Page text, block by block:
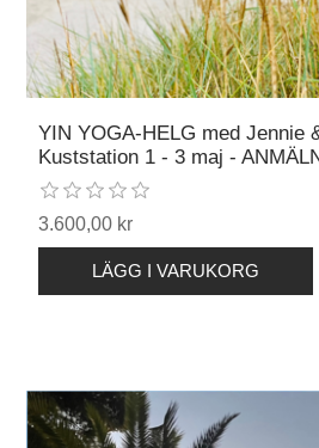
YIN YOGA-HELG med Jennie
Kuststation 1 - 3 maj -
3.600,00 kr